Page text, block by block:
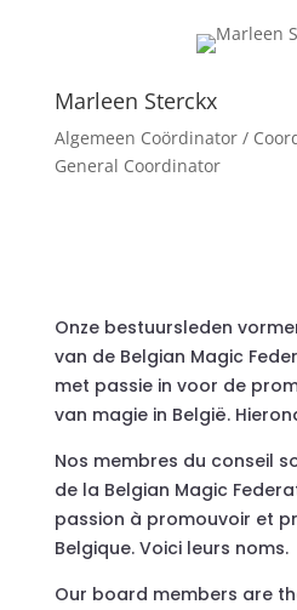
Marleen Sterckx
Algemeen Coördinator /
General Coordinator
Onze bestuursleden
van de Belgian Magic
met passie in voor de
van magie in België.
Nos membres du conseil
de la Belgian Magic
passion à promouvoir et
Belgique. Voici leurs noms.
Our board members are